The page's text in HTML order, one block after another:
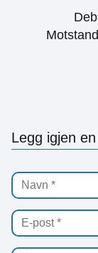
Legg igjen